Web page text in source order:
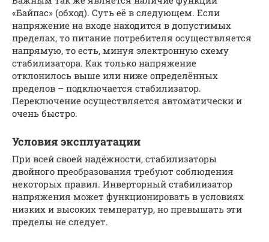
«Байпас» (обход). Суть её в следующем. Если
напряжение на входе находится в допустимых
пределах, то питание потребителя осуществляется
напрямую, то есть, минуя электронную схему
стабилизатора. Как только напряжение
отклонилось выше или ниже определённых
пределов – подключается стабилизатор.
Переключение осуществляется автоматически и
очень быстро.
Условия эксплуатации
При всей своей надёжности, стабилизаторы
двойного преобразования требуют соблюдения
некоторых правил. Инверторный стабилизатор
напряжения может функционировать в условиях
низких и высоких температур, но превышать эти
пределы не следует.